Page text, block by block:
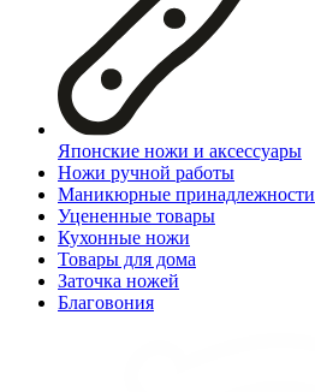
Японские ножи и аксессуары
Ножи ручной работы
Маникюрные принадлежности
Уцененные товары
Кухонные ножи
Товары для дома
Заточка ножей
Благовония